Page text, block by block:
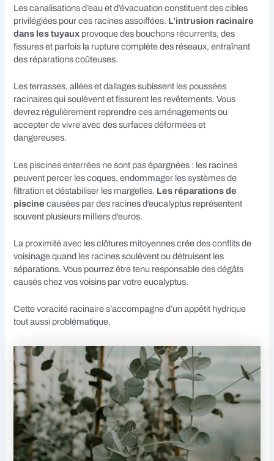
Les canalisations d’eau et d’évacuation constituent des cibles
privilégiées pour ces racines assoiffées. L’intrusion racinaire
dans les tuyaux provoque des bouchons récurrents, des
fissures et parfois la rupture complète des réseaux, entraînant
des réparations coûteuses.
Les terrasses, allées et dallages subissent les poussées
racinaires qui soulèvent et fissurent les revêtements. Vous
devrez régulièrement reprendre ces aménagements ou
accepter de vivre avec des surfaces déformées et
dangereuses.
Les piscines enterrées ne sont pas épargnées : les racines
peuvent percer les coques, endommager les systèmes de
filtration et déstabiliser les margelles. Les réparations de
piscine causées par des racines d’eucalyptus représentent
souvent plusieurs milliers d’euros.
La proximité avec les clôtures mitoyennes crée des conflits de
voisinage quand les racines soulèvent ou détruisent les
séparations. Vous pourrez être tenu responsable des dégâts
causés chez vos voisins par votre eucalyptus.
Cette voracité racinaire s’accompagne d’un appétit hydrique
tout aussi problématique.